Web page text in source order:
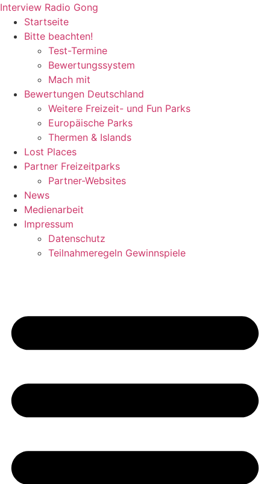
Zum
Inhalt
wechseln
Interview Radio Gong
Startseite
Bitte beachten!
Test-Termine
Bewertungssystem
Mach mit
Bewertungen Deutschland
Weitere Freizeit- und Fun Parks
Europäische Parks
Thermen & Islands
Lost Places
Partner Freizeitparks
Partner-Websites
News
Medienarbeit
Impressum
Datenschutz
Teilnahmeregeln Gewinnspiele